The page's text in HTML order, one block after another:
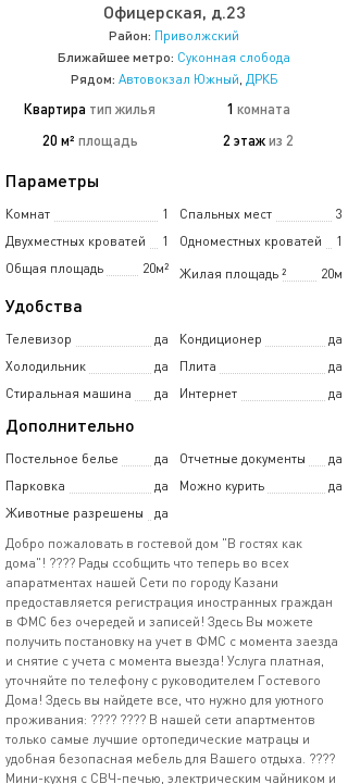
Офицерская, д.23
Район: Приволжский
Ближайшее метро: Суконная слобода
Рядом: Автовокзал Южный, ДРКБ
Квартира тип жилья 1 комната
20 м² площадь 2 этажиз 2
Параметры
Комнат 1 Спальных мест
3
Двухместных кроватей
1 Одноместных кроватей
1
Общая площадь
20м² Жилая площадь 20м
²
Удобства
Телевизор да Кондиционер
да
Холодильник
да Плита
да
Стиральная машина
да Интернет да
Дополнительно
Постельное белье да Отчетные документы
да
Парковка
да Можно курить
да
Животные разрешены
да
Добро пожаловать в гостевой дом "В гостях как
дома"! ???? Рады ссобщить что теперь во всех
апаратментах нашей Сети по городу Казани
предоставляется регистрация иностранных граждан
в ФМС без очередей и записей! Здесь Вы можете
получить постановку на учет в ФМС с момента заезда
и снятие с учета с момента выезда! Услуга платная,
уточняйте по телефону с руководителем Гостевого
Дома! Здесь вы найдете все, что нужно для уютного
проживания: ???? ????️ В нашей сети апартментов
только самые лучшие ортопедические матрацы и
удобная безопасная мебель для Вашего отдыха. ????
Мини-кухня с СВЧ-печью, электрическим чайником и